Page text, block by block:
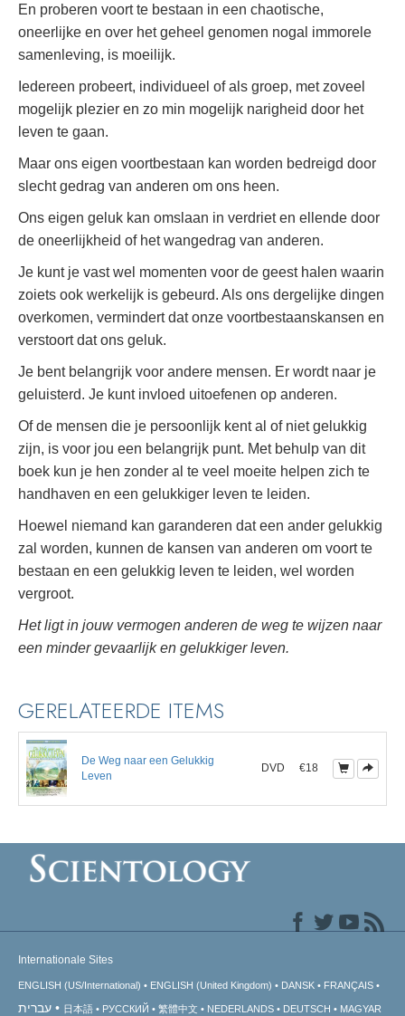
En proberen voort te bestaan in een chaotische,
oneerlijke en over het geheel genomen nogal immorele
samenleving, is moeilijk.
Iedereen probeert, individueel of als groep, met zoveel
mogelijk plezier en zo min mogelijk narigheid door het
leven te gaan.
Maar ons eigen voortbestaan kan worden bedreigd door
slecht gedrag van anderen om ons heen.
Ons eigen geluk kan omslaan in verdriet en ellende door
de oneerlijkheid of het wangedrag van anderen.
Je kunt je vast wel momenten voor de geest halen waarin
zoiets ook werkelijk is gebeurd. Als ons dergelijke dingen
overkomen, vermindert dat onze voortbestaanskansen en
verstoort dat ons geluk.
Je bent belangrijk voor andere mensen. Er wordt naar je
geluisterd. Je kunt invloed uitoefenen op anderen.
Of de mensen die je persoonlijk kent al of niet gelukkig
zijn, is voor jou een belangrijk punt. Met behulp van dit
boek kun je hen zonder al te veel moeite helpen zich te
handhaven en een gelukkiger leven te leiden.
Hoewel niemand kan garanderen dat een ander gelukkig
zal worden, kunnen de kansen van anderen om voort te
bestaan en een gelukkig leven te leiden, wel worden
vergroot.
Het ligt in jouw vermogen anderen de weg te wijzen naar
een minder gevaarlijk en gelukkiger leven.
GERELATEERDE ITEMS
De Weg naar een Gelukkig
Leven
DVD €18
Internationale Sites
ENGLISH (US/International) ENGLISH (United Kingdom) DANSK FRANÇAIS
עברית 日本語 РУССКИЙ 繁體中文 NEDERLANDS DEUTSCH MAGYAR